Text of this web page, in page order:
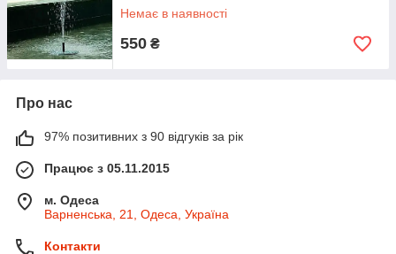
Немає в наявності
550 ₴
Про нас
97% позитивних з 90 відгуків за рік
Працює з 05.11.2015
м. Одеса
Варненська, 21, Одеса, Україна
Контакти